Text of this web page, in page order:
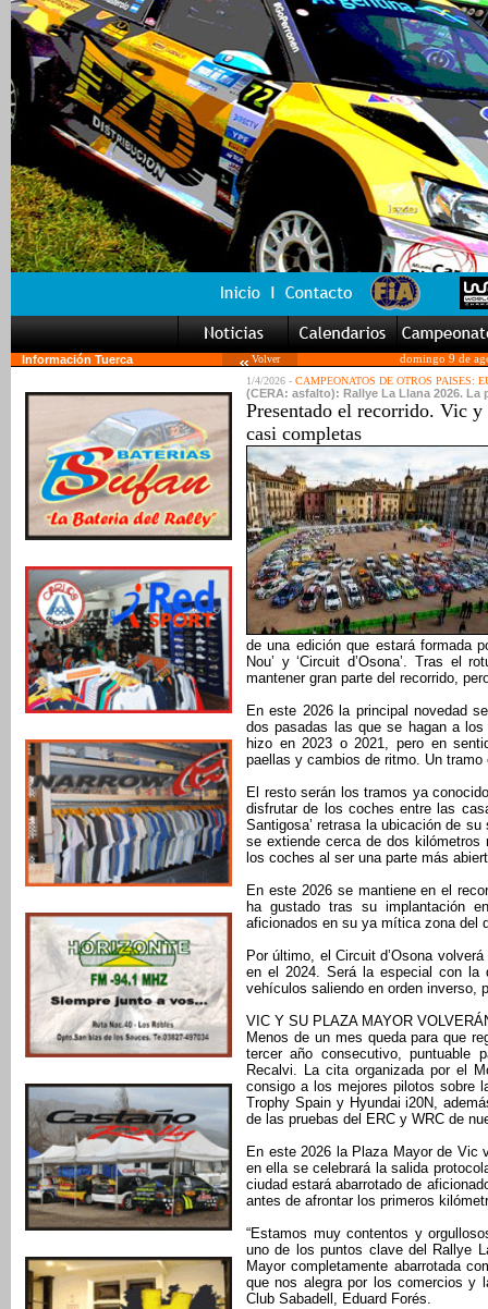
Información Tuerca Volver
domingo 9 de
1/4/2026 - CAMPEONATOS DE OTROS PAISES:
(CERA: asfalto): Rallye La Llana 2026. La
Presentado el recorrido. Vic
casi completas
de una edición que estará formada
Nou’ y ‘Circuit d’Osona’. Tras el
mantener gran parte del recorrido,
En este 2026 la principal novedad
dos pasadas las que se hagan a
hizo en 2023 o 2021, pero en
paellas y cambios de ritmo. Un
El resto serán los tramos ya
disfrutar de los coches entre las
Santigosa’ retrasa la ubicación de
se extiende cerca de dos
los coches al ser una parte más
En este 2026 se mantiene en el
ha gustado tras su implantación
aficionados en su ya mítica zona del
Por último, el Circuit d’Osona
en el 2024. Será la especial con la
vehículos saliendo en orden inverso,
VIC Y SU PLAZA MAYOR
Menos de un mes queda para que
tercer año consecutivo, puntuable
Recalvi. La cita organizada por el
consigo a los mejores pilotos sobre
Trophy Spain y Hyundai i20N,
de las pruebas del ERC y WRC de
En este 2026 la Plaza Mayor de Vic
en ella se celebrará la salida
ciudad estará abarrotado de
antes de afrontar los primeros
“Estamos muy contentos y
uno de los puntos clave del Rallye
Mayor completamente abarrotada
que nos alegra por los comercios y
Club Sabadell, Eduard Forés.